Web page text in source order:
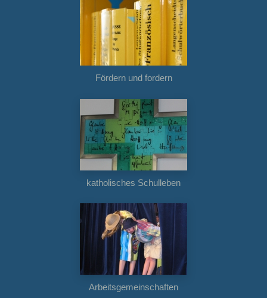
Fördern und fordern
katholisches Schulleben
Arbeitsgemeinschaften